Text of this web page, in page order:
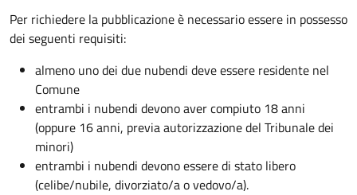
Per richiedere la pubblicazione è necessario essere in possesso
dei seguenti requisiti:
almeno uno dei due nubendi deve essere residente nel
Comune
entrambi i nubendi devono aver compiuto 18 anni
(oppure 16 anni, previa autorizzazione del Tribunale dei
minori)
entrambi i nubendi devono essere di stato libero
(celibe/nubile, divorziato/a o vedovo/a).